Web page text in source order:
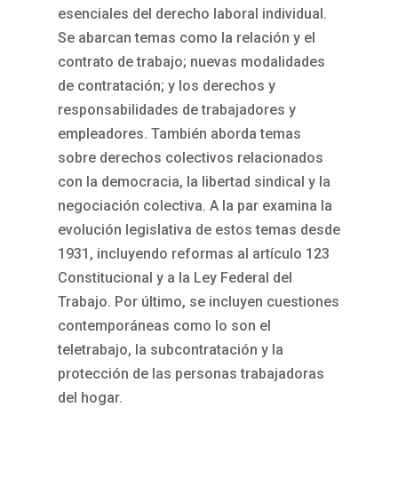
esenciales del derecho laboral individual.
Se abarcan temas como la relación y el
contrato de trabajo; nuevas modalidades
de contratación; y los derechos y
responsabilidades de trabajadores y
empleadores. También aborda temas
sobre derechos colectivos relacionados
con la democracia, la libertad sindical y la
negociación colectiva. A la par examina la
evolución legislativa de estos temas desde
1931, incluyendo reformas al artículo 123
Constitucional y a la Ley Federal del
Trabajo. Por último, se incluyen cuestiones
contemporáneas como lo son el
teletrabajo, la subcontratación y la
protección de las personas trabajadoras
del hogar.